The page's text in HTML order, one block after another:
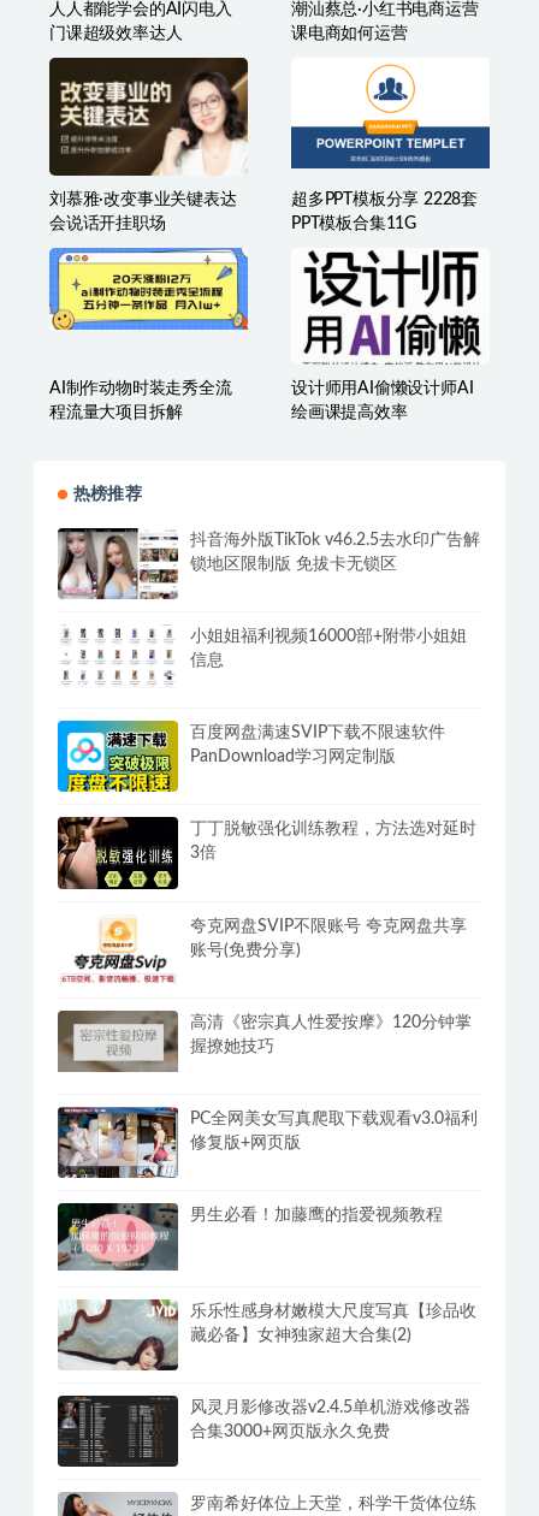
人人都能学会的AI闪电入
门课超级效率达人
潮汕蔡总·小红书电商运营
课电商如何运营
刘慕雅·改变事业关键表达
会说话开挂职场
超多PPT模板分享 2228套
PPT模板合集11G
AI制作动物时装走秀全流
程流量大项目拆解
设计师用AI偷懒设计师AI
绘画课提高效率
热榜推荐
抖音海外版TikTok v46.2.5去水印广告解
锁地区限制版 免拔卡无锁区
小姐姐福利视频16000部+附带小姐姐
信息
百度网盘满速SVIP下载不限速软件
PanDownload学习网定制版
丁丁脱敏强化训练教程，方法选对延时
3倍
夸克网盘SVIP不限账号 夸克网盘共享
账号(免费分享)
高清《密宗真人性爱按摩》120分钟掌
握撩她技巧
PC全网美女写真爬取下载观看v3.0福利
修复版+网页版
男生必看！加藤鹰的指爱视频教程
乐乐性感身材嫩模大尺度写真【珍品收
藏必备】女神独家超大合集(2)
风灵月影修改器v2.4.5单机游戏修改器
合集3000+网页版永久免费
罗南希好体位上天堂，科学干货体位练